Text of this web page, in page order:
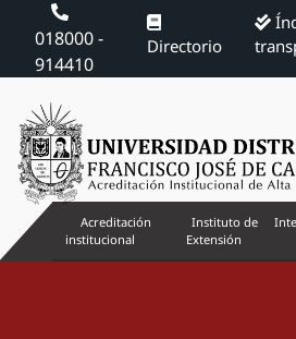
018000 -
914410
Directorio
Acreditación
institucional
Instituto de
Extensión